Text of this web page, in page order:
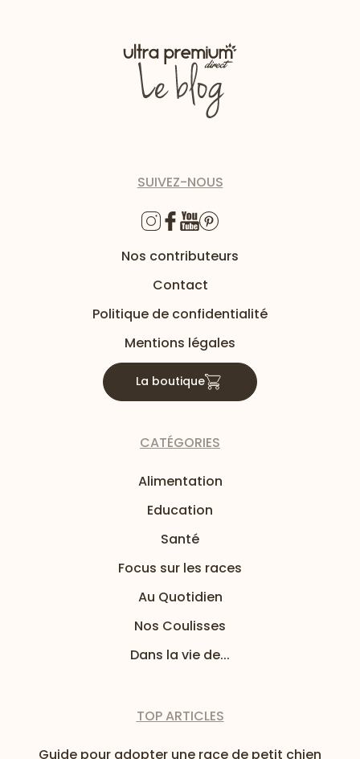
SUIVEZ-NOUS
Nos contributeurs
Contact
Politique de confidentialité
Mentions légales
La boutique
CATÉGORIES
Alimentation
Education
Santé
Focus sur les races
Au Quotidien
Nos Coulisses
Dans la vie de...
TOP ARTICLES
Guide pour adopter une race de petit chien